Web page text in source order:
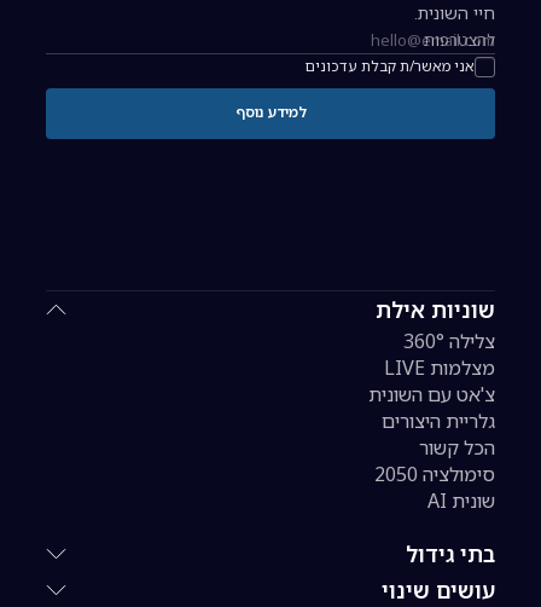
שוניות אילת
צלילה 360°
מצלמות LIVE
צ'אט עם השונית
גלריית היצורים
הכל קשור
סימולציה 2050
שונית AI
בתי גידול
עושים שינוי
חיי השונית.
כתובת אימייל להרשמה לניוזלטר
אני מאשר/ת קבלת עדכונים
להצטרפות
למידע נוסף